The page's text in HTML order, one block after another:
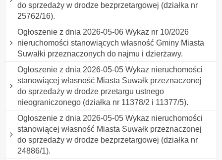
do sprzedaży w drodze bezprzetargowej (działka nr
25762/16).
Ogłoszenie z dnia 2026-05-06 Wykaz nr 10/2026
nieruchomości stanowiących własność Gminy Miasta
Suwałki przeznaczonych do najmu i dzierżawy.
Ogłoszenie z dnia 2026-05-05 Wykaz nieruchomości
stanowiącej własność Miasta Suwałk przeznaczonej
do sprzedaży w drodze przetargu ustnego
nieograniczonego (działka nr 11378/2 i 11377/5).
Ogłoszenie z dnia 2026-05-05 Wykaz nieruchomości
stanowiącej własność Miasta Suwałk przeznaczonej
do sprzedaży w drodze bezprzetargowej (działka nr
24886/1).